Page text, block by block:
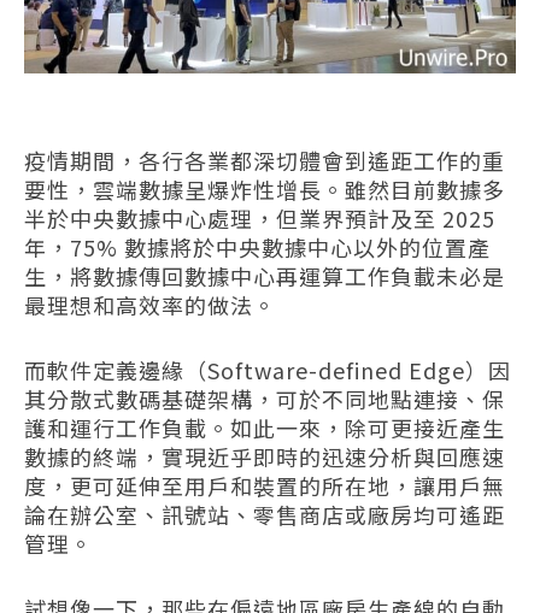
疫情期間，各行各業都深切體會到遙距工作的重
要性，雲端數據呈爆炸性增長。雖然目前數據多
半於中央數據中心處理，但業界預計及至 2025
年，75% 數據將於中央數據中心以外的位置產
生，將數據傳回數據中心再運算工作負載未必是
最理想和高效率的做法。
而軟件定義邊緣（Software-defined Edge）因
其分散式數碼基礎架構，可於不同地點連接、保
護和運行工作負載。如此一來，除可更接近產生
數據的終端，實現近乎即時的迅速分析與回應速
度，更可延伸至用戶和裝置的所在地，讓用戶無
論在辦公室、訊號站、零售商店或廠房均可遙距
管理。